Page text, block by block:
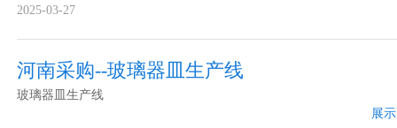
2025-03-27
河南采购--玻璃器皿生产线
玻璃器皿生产线
展